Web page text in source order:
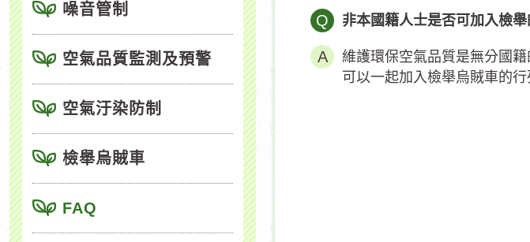
噪音管制
空氣品質監測及預警
空氣汙染防制
檢舉烏賊車
FAQ
Q 非本國籍人士是否可加入檢
維護環保空氣品質是無分國
可以一起加入檢舉烏賊車的行